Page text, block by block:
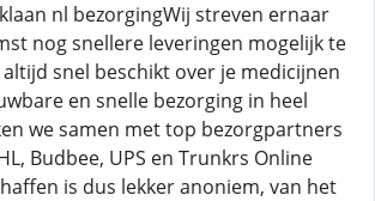
nl bezorgingWij streven ernaar
nog snellere leveringen mogelijk te
snel beschikt over je medicijnen
en snelle bezorging in heel
we samen met top bezorgpartners
Budbee, UPS en Trunkrs Online
is dus lekker anoniem, van het